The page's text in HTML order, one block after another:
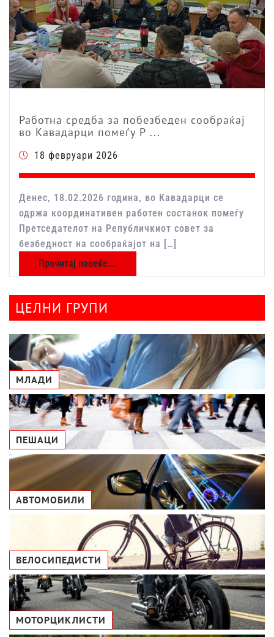
Работна средба за побезбеден сообраќај
во Кавадарци помеѓу Р ...
18 февруари 2026
Денес, 18.02.2026 година, во Кавадарци се
одржа координативен работен состанок помеѓу
Претседателот на Републичкиот совет за
безбедност на сообраќајот на […]
Прочитај повеќе...
ЦЕЛНИ ГРУПИ
МЛАДИ
ПЕШАЦИ
АВТОМОБИЛИ
ВЕЛОСИПЕДИСТИ
МОТОРЦИКЛИСТИ